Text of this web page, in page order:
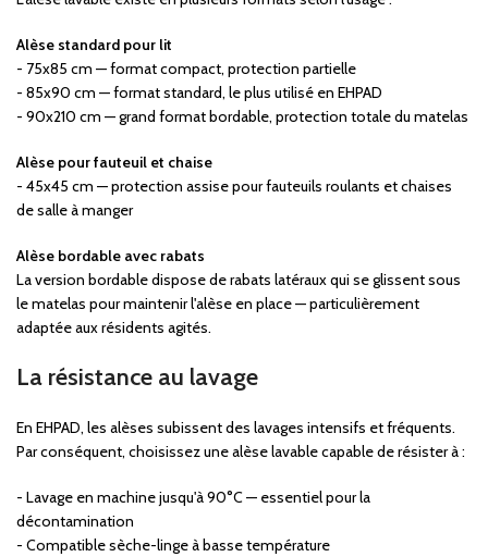
Alèse standard pour lit
- 75x85 cm — format compact, protection partielle
- 85x90 cm — format standard, le plus utilisé en EHPAD
- 90x210 cm — grand format bordable, protection totale du matelas
Alèse pour fauteuil et chaise
- 45x45 cm — protection assise pour fauteuils roulants et chaises
de salle à manger
Alèse bordable avec rabats
La version bordable dispose de rabats latéraux qui se glissent sous
le matelas pour maintenir l'alèse en place — particulièrement
adaptée aux résidents agités.
La résistance au lavage
En EHPAD, les alèses subissent des lavages intensifs et fréquents.
Par conséquent, choisissez une alèse lavable capable de résister à :
- Lavage en machine jusqu'à 90°C — essentiel pour la
décontamination
- Compatible sèche-linge à basse température